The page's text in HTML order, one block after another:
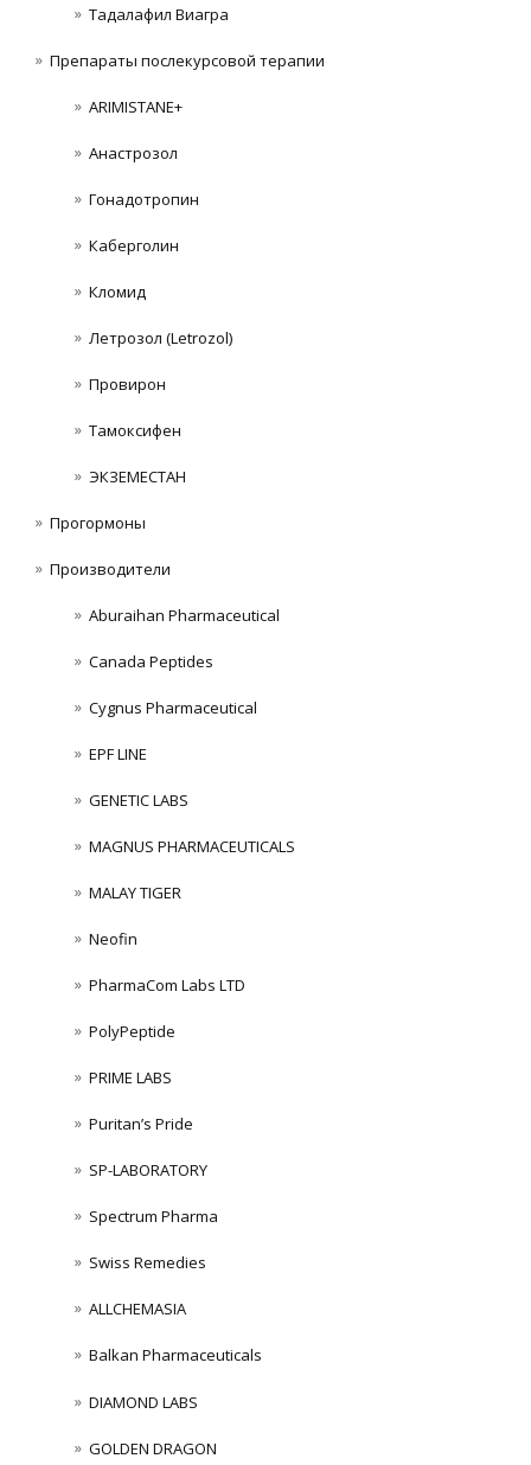
Тадалафил Виагра
Препараты послекурсовой терапии
ARIMISTANE+
Анастрозол
Гонадотропин
Каберголин
Кломид
Летрозол (Letrozol)
Провирон
Тамоксифен
ЭКЗЕМЕСТАН
Прогормоны
Производители
Aburaihan Pharmaceutical
Canada Peptides
Cygnus Pharmaceutical
EPF LINE
GENETIC LABS
MAGNUS PHARMACEUTICALS
MALAY TIGER
Neofin
PharmaCom Labs LTD
PolyPeptide
PRIME LABS
Puritan’s Pride
SP-LABORATORY
Spectrum Pharma
Swiss Remedies
ALLCHEMASIA
Balkan Pharmaceuticals
DIAMOND LABS
GOLDEN DRAGON